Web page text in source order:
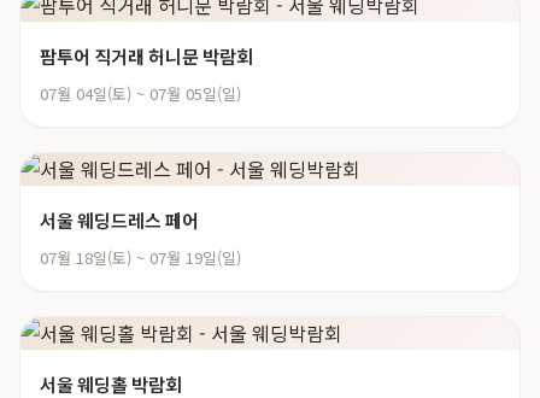
팜투어 직거래 허니문 박람회
07월 04일(토) ~ 07월 05일(일)
서울 웨딩드레스 페어
07월 18일(토) ~ 07월 19일(일)
서울 웨딩홀 박람회